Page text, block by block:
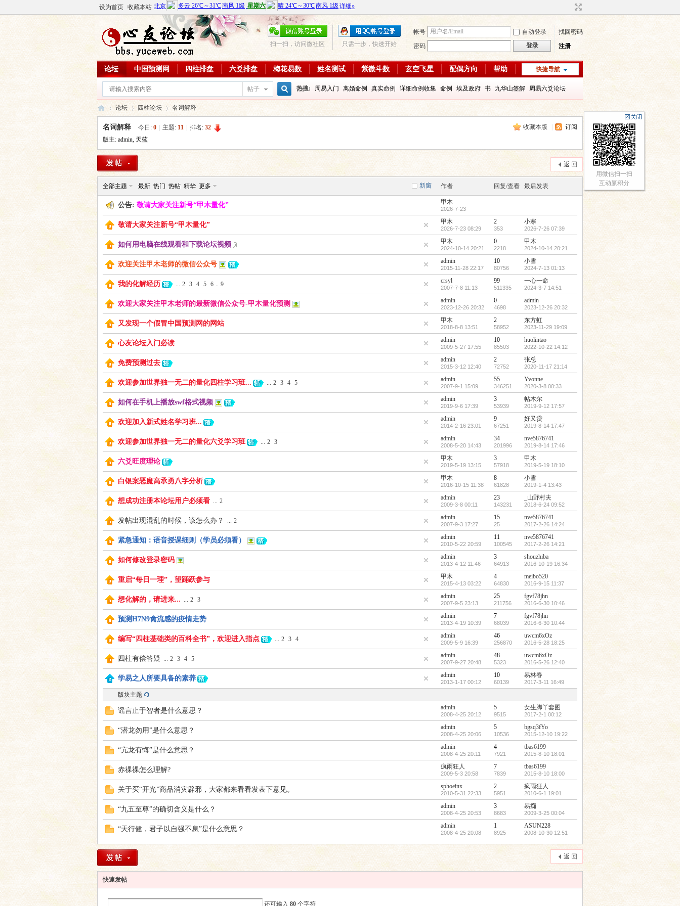
设为首页 收藏本站
帐号 自动登录
找回密码
密码
登录 注册
只需一步，快速开始
扫一扫，访问微社区
快捷导航
论坛 中国预测网 四柱排盘 六爻排盘 梅花易数 姓名测试 紫微斗数 玄空飞星 配偶方向 帮助
帖子 热搜: 周易入门 离婚命例 真实命例 详细命例收集 命例 埃及政府 书 九华山签解 周易六爻论坛
周易教学视频 富贵八字命例 八字教程 每日一理65
心
论
»
论坛
›
四柱论坛
›
名词解释
收藏本版 订阅
名词解释 今日: 0 主题: 11 排名: 32
版主: admin, 天蓝
返 回
新窗
全部主题 最新 热门 热帖 精华 更多 作者 回复/查看 最后发表
公告: 敬请大家关注新号“甲木量化” 甲木
2026-7-23
敬请大家关注新号“甲木量化” 甲木
2026-7-23 08:29
2
353
小寒
2026-7-26 07:39
如何用电脑在线观看和下载论坛视频 甲木
2024-10-14 20:21
0
2218
甲木
2024-10-14 20:21
欢迎关注甲木老师的微信公众号 admin
2015-11-28 22:17
10
80756
小雪
2024-7-13 01:13
我的化解经历 ... 2 3 4 5 6 .. 9 crsyl
2007-7-8 11:13
99
511335
一心一命
2024-3-7 14:51
欢迎大家关注甲木老师的最新微信公众号-甲木量化预测 admin
2023-12-26 20:32
0
4698
admin
2023-12-26 20:32
又发现一个假冒中国预测网的网站 甲木
2018-8-8 13:51
2
58952
东方虹
2023-11-29 19:09
心友论坛入门必读 admin
2009-5-27 17:55
10
85503
huolintao
2022-10-22 14:12
免费预测过去 admin
2015-3-12 12:40
2
72752
张总
2020-11-17 21:14
欢迎参加世界独一无二的量化四柱学习班... ... 2 3 4 5 admin
2007-9-1 15:09
55
346251
Yvonne
2020-3-8 00:33
如何在手机上播放swf格式视频 admin
2019-9-6 17:39
3
53939
帖木尔
2019-9-12 17:57
欢迎加入新式姓名学习班... admin
2014-2-16 23:01
9
67251
好又贷
2019-8-14 17:47
欢迎参加世界独一无二的量化六爻学习班 ... 2 3 admin
2008-5-20 14:43
34
201996
nve5876741
2019-8-14 17:46
六爻旺度理论 甲木
2019-5-19 13:15
3
57918
甲木
2019-5-19 18:10
白银案恶魔高承勇八字分析 甲木
2016-10-15 11:38
8
61828
小雪
2019-1-4 13:43
想成功注册本论坛用户必须看 ... 2 admin
2009-3-8 00:11
23
143231
_山野村夫
2018-6-24 09:52
发帖出现混乱的时候，该怎么办？ ... 2 admin
2007-9-3 17:27
15
25
nve5876741
2017-2-26 14:24
紧急通知：语音授课细则（学员必须看） admin
2010-5-22 20:59
11
100545
nve5876741
2017-2-26 14:21
如何修改登录密码 admin
2013-4-12 11:46
3
64913
shouzhiba
2016-10-19 16:34
重启“每日一理”，望踊跃参与 甲木
2015-4-13 03:22
4
64830
meibo520
2016-9-15 11:37
想化解的，请进来... ... 2 3 admin
2007-9-5 23:13
25
211756
fgvf78jhn
2016-6-30 10:46
预测H7N9禽流感的疫情走势 admin
2013-4-19 10:39
7
68039
fgvf78jhn
2016-6-30 10:44
编写“四柱基础类的百科全书”，欢迎进入指点 ... 2 3 4 admin
2009-5-9 16:39
46
256870
uwcm6xOz
2016-5-28 18:25
四柱有偿答疑 ... 2 3 4 5 admin
2007-9-27 20:48
48
5323
uwcm6xOz
2016-5-26 12:40
学易之人所要具备的素养 admin
2013-1-17 00:12
10
60139
易林春
2017-3-11 16:49
版块主题
谣言止于智者是什么意思？ admin
2008-4-25 20:12
5
9515
女生脚丫套图
2017-2-1 00:12
“潜龙勿用”是什么意思？ admin
2008-4-25 20:06
5
10536
bgsq3fYo
2015-12-10 19:22
“亢龙有悔”是什么意思？ admin
2008-4-25 20:11
4
7921
tbas6199
2015-8-10 18:01
赤祼祼怎么理解? 疯雨狂人
2009-5-3 20:58
7
7839
tbas6199
2015-8-10 18:00
关于买“开光”商品消灾辟邪，大家都来看看发表下意见。 sphoeinx
2010-5-31 22:33
2
5951
疯雨狂人
2010-6-1 19:01
“九五至尊”的确切含义是什么？ admin
2008-4-25 20:53
3
8683
易痴
2009-3-25 00:04
“天行健，君子以自强不息”是什么意思？ admin
2008-4-25 20:08
1
8925
ASUN228
2008-10-30 12:51
返 回
快速发帖
还可输入 80 个字符
用微信扫一扫
互动赢积分